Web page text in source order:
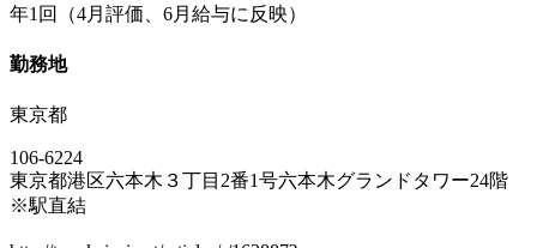
年1回（4月評価、6月給与に反映）
勤務地
東京都
106-6224
東京都港区六本木３丁目2番1号六本木グランドタワー24階
※駅直結